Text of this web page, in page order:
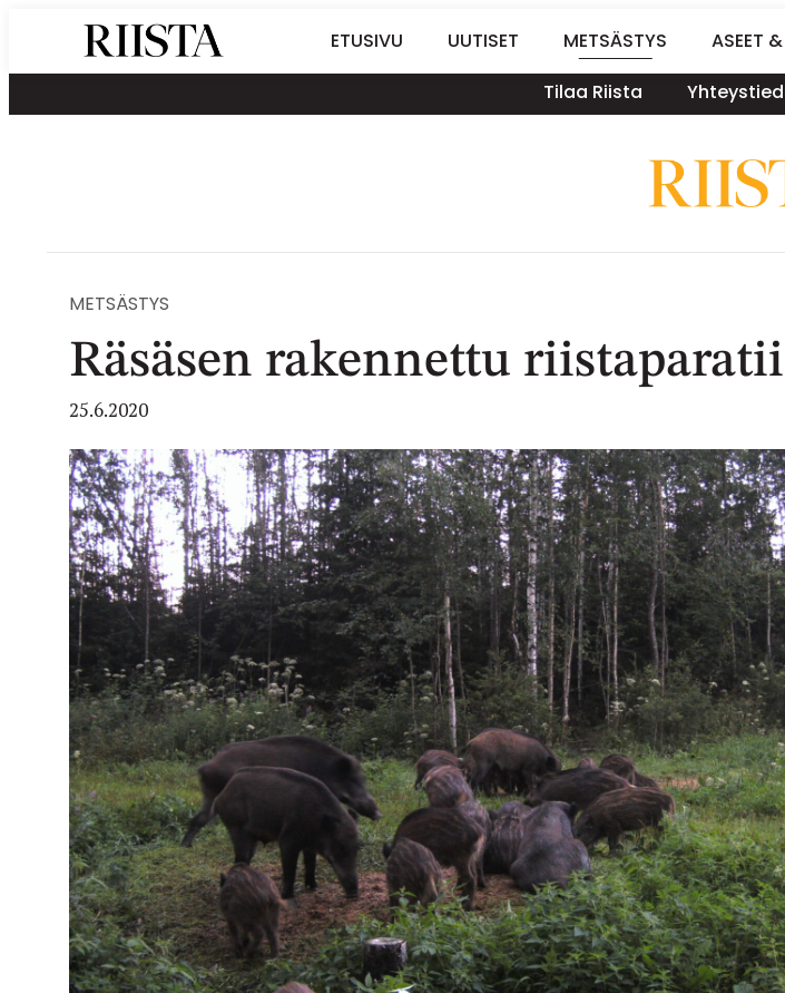
sisältöön
Riistalehti.fi
Metsästyksen
erikoislehti
ETUSIVU UUTISET METSÄSTYS ASEET
Tilaa Riista
METSÄSTYS
Räsäsen rakennettu
25.6.2020